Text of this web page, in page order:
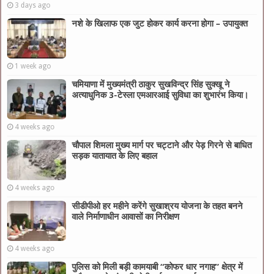
3 days ago
नशे के खिलाफ एक जुट होकर कार्य करना होगा – उपायुक्त
1 week ago
चमियाणा में मुख्यमंत्री ठाकुर सुखविन्द्र सिंह सुक्खू ने
अत्याधुनिक 3-टेस्ला एमआरआई सुविधा का शुभारंभ किया।
4 weeks ago
चौपाल शिमला मुख्य मार्ग पर चट्टाने और पेड़ गिरने से बाधित
सड़क यातायात के लिए बहाल
4 weeks ago
सीडीपीओ हर महीने करेंगे सुखाश्रय योजना के तहत बनने
वाले निर्माणाधीन आवासों का निरीक्षण
4 weeks ago
पुलिस को मिली बड़ी कामयाबी “कोफर धार नगाह” क्षेत्र में